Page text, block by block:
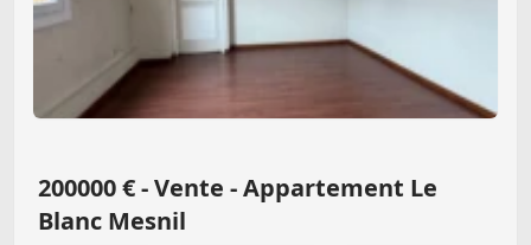
200000 € - Vente - Appartement Le
Blanc Mesnil